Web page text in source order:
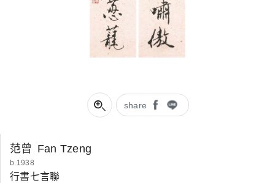
share
范曾 Fan Tzeng
b.1938
行書七言聯